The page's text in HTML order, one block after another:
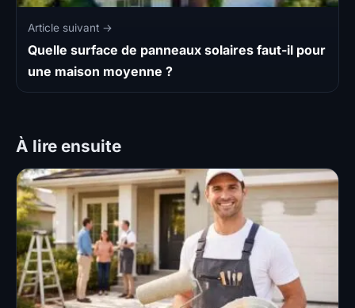
Article suivant →
Quelle surface de panneaux solaires faut-il pour
une maison moyenne ?
À lire ensuite